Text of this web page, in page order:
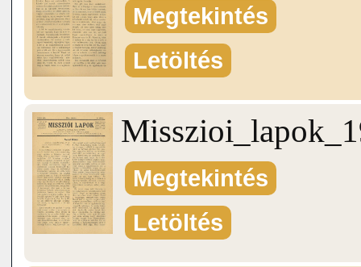
Megtekintés
Letöltés
Megtekintés
Letöltés